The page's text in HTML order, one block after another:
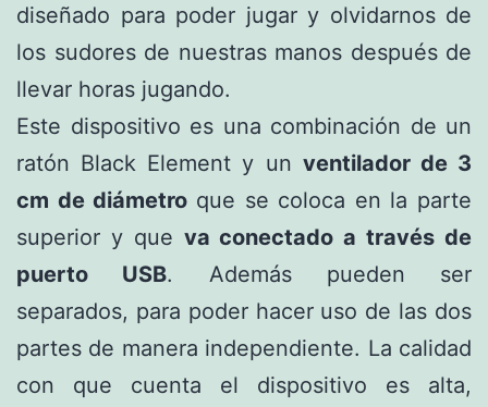
diseñado para poder jugar y olvidarnos de
los sudores de nuestras manos después de
llevar horas jugando.
Este dispositivo es una combinación de un
ratón Black Element y un ventilador de 3
cm de diámetro que se coloca en la parte
superior y que va conectado a través de
puerto USB. Además pueden ser
separados, para poder hacer uso de las dos
partes de manera independiente. La calidad
con que cuenta el dispositivo es alta,